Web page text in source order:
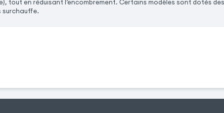
tout en réduisant l’encombrement. Certains modèles sont dotés
surchauffe.